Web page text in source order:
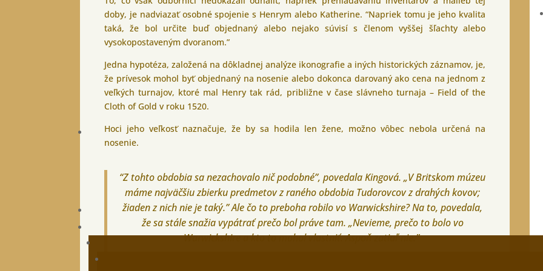
doby, je nadviazať osobné spojenie s Henrym alebo Katherine. “Napriek tomu je jeho kvalita
taká, že bol určite buď objednaný alebo nejako súvisí s členom vyššej šľachty alebo
vysokopostaveným dvoranom.”
Jedna hypotéza, založená na dôkladnej analýze ikonografie a iných historických záznamov, je,
že prívesok mohol byť objednaný na nosenie alebo dokonca darovaný ako cena na jednom z
veľkých turnajov, ktoré mal Henry tak rád, približne v čase slávneho turnaja – Field of the
Cloth of Gold v roku 1520.
Hoci jeho veľkosť naznačuje, že by sa hodila len žene, možno vôbec nebola určená na
nosenie.
“Z tohto obdobia sa nezachovalo nič podobné”, povedala Kingová. „V Britskom múzeu
máme najväčšiu zbierku predmetov z raného obdobia Tudorovcov z drahých kovov;
žiaden z nich nie je taký.” Ale čo to preboha robilo vo Warwickshire? Na to, povedala,
že sa stále snažia vypátrať prečo bol práve tam. „Nevieme, prečo to bolo vo
Warwickshire a kto to mohol vlastniť. Aspoň zatiaľ nie.”